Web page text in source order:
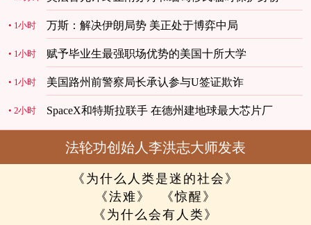
1小时 万斯：解决伊朗局势 美正处于博弈中局
1小时 赋予毕业生最强职场优势的美国十所大学
1小时 美国路州前警察局长承认参与U签证欺诈
2小时 SpaceX和特斯拉联手 在德州建地球最大芯片厂
法轮功创始人李洪志大师发表
《为什么人类是迷的社会》
《法难》
《惊醒》
《为什么会有人类》